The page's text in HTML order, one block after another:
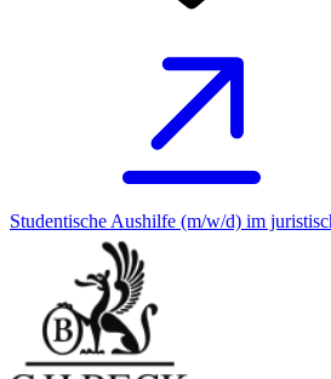
Studentische Aushilfe (m/w/d) im